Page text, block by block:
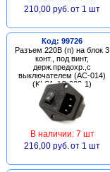
210,00 руб. от 1 шт
Код: 99726
Разъем 220В (п) на блок 3
конт., под винт,
держ.предохр.,с
выключателем (AC-014)
(KLS1-AS-303-1)
В наличии: 7 шт
216,00 руб. от 1 шт